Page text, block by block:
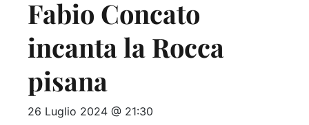
Fabio Concato
incanta la Rocca
pisana
26 Luglio 2024 @ 21:30